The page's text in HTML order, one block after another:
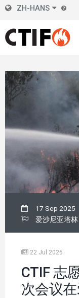
Skip
to
content
ZH-HANS
17 Sep 2025
爱沙尼亚塔林
22 Jul 2025
CTIF 志
次会议